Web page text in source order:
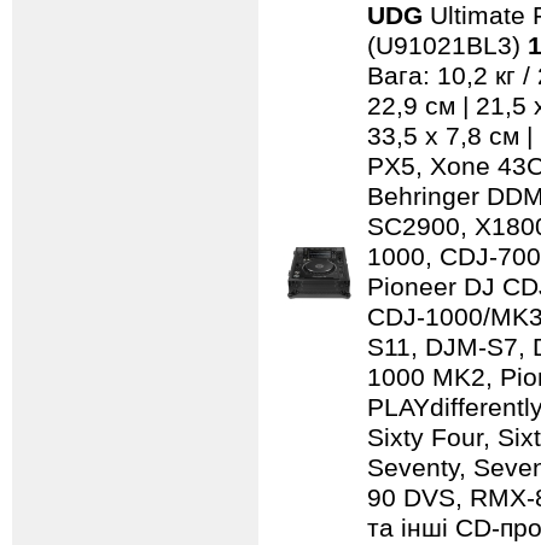
UDG Ultimate
(U91021BL3)
Вага: 10,2 кг
22,9 см | 21,5
33,5 x 7,8 см |
PX5, Xone
Behringer
SC2900,
1000, CDJ-
Pioneer DJ
CDJ-1000/
S11, DJM-S7,
1000 MK2,
Sixty Four,
Seventy,
90 DVS,
та інші CD-